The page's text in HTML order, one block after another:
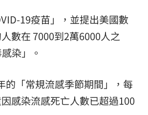
19疫苗」，並提出美國數
數在 7000到2萬6000人之
染」。
的「常規流感季節期間」，每
感染流感死亡人數已超過100